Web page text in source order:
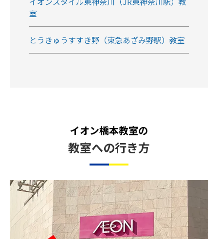
室
とうきゅうすすき野（東急あざみ野駅）教室
イオン橋本教室の
教室への行き方